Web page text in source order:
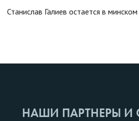
Станислав Галиев остается в
НАШИ ПАРТНЕРЫ И